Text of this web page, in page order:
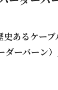
史あるケーブ
ーバーン）